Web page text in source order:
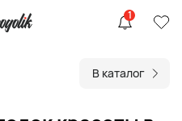
1
В каталог